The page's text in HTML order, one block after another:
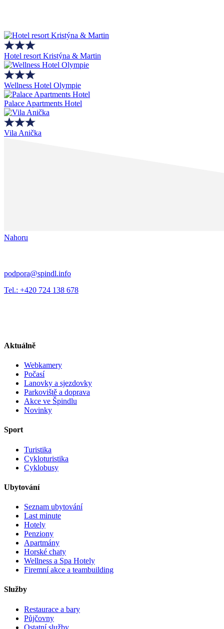
Hotel resort Kristýna & Martin
Wellness Hotel Olympie
Palace Apartments Hotel
Vila Anička
Nahoru
podpora@spindl.info
Tel.: +420 724 138 678
Aktuálně
Webkamery
Počasí
Lanovky a sjezdovky
Parkoviště a doprava
Akce ve Špindlu
Novinky
Sport
Turistika
Cykloturistika
Cyklobusy
Ubytování
Seznam ubytování
Last minute
Hotely
Penziony
Apartmány
Horské chaty
Wellness a Spa Hotely
Firemní akce a teambuilding
Služby
Restaurace a bary
Půjčovny
Ostatní služby